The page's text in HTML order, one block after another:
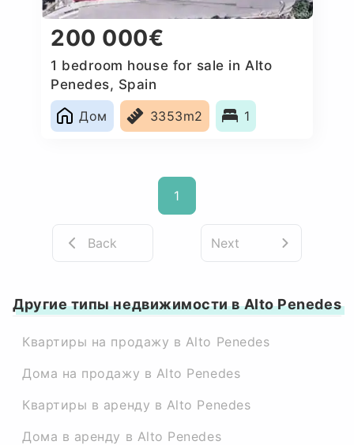
200 000€
1 bedroom house for sale in Alto
Penedes, Spain
Дом
3353m2 1
1
Back Next
Другие типы недвижимости в Alto Penedes
Квартиры на продажу в Alto Penedes
Дома на продажу в Alto Penedes
Квартиры в аренду в Alto Penedes
Дома в аренду в Alto Penedes